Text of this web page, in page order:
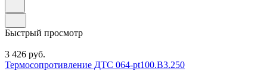
Быстрый просмотр
3 426 руб.
Термосопротивление ДТС 064-pt100.В3.250